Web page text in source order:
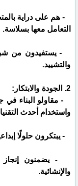
- هم على دراية
التعامل معها بسلاسة.
- يستفيدون من
والتشييد.
2. الجودة والابتكار:
- مقاولو البناء
واستخدام أحدث
- يبتكرون حلولًا
- يضمنون إنجاز
والإنشائية.